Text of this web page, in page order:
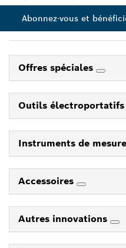
Abonnez-vous et
Offres spéciales
Outils électroportatifs
Instruments de mesure
Accessoires
Autres innovations